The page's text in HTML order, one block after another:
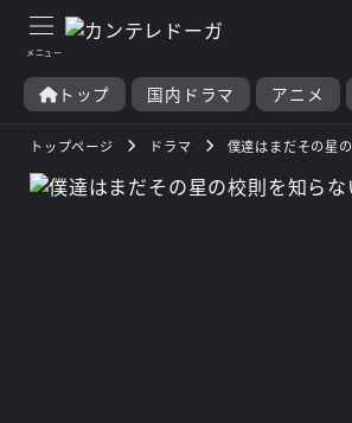
トップ 国内ドラマ アニメ
トップページ ドラマ 僕達はまだその星